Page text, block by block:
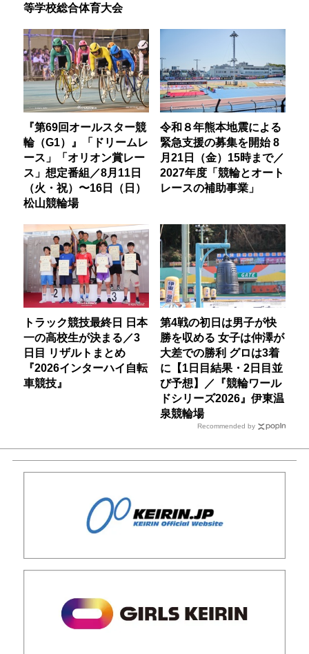
等学校総合体育大会
『第69回オールスター競
輪（G1）』「ドリームレ
ース」「オリオン賞レー
ス」想定番組／8月11日
（火・祝）〜16日（日）
松山競輪場
令和８年熊本地震による
緊急支援の募集を開始 8
月21日（金）15時まで／
2027年度「競輪とオート
レースの補助事業」
トラック競技最終日 日本
一の高校生が決まる／3
日目 リザルトまとめ
『2026インターハイ自転
車競技』
第4戦の初日は男子が快
勝を収める 女子は仲澤が
大差での勝利 グロは3着
に【1日目結果・2日目並
び予想】／『競輪ワール
ドシリーズ2026』伊東温
泉競輪場
Recommended by